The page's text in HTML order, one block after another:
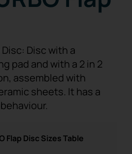
Disc: Disc with a
pad and with a 2 in 2
assembled with
sheets. It has a
Flap Disc Sizes Table